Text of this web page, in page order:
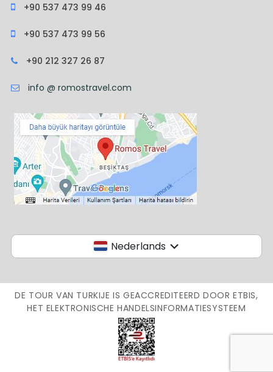
+90 537 473 99 46
+90 537 473 99 56
+90 212 327 26 87
info @ romostravel.com
Nederlands
DE TOUR VAN TURKIJE IS GEACCREDITEERD DOOR ETBIS,
HET ELEKTRONISCHE HANDELSINFORMATIESYSTEEM